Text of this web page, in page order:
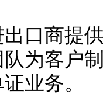
口商提
为客户
业务。